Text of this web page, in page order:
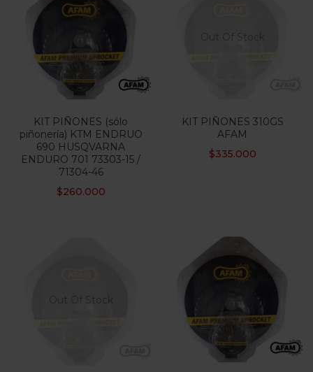
KIT PIÑONES (sólo
piñonería) KTM ENDRUO
690 HUSQVARNA
ENDURO 701 73303-15 /
71304-46
$260.000
Out Of Stock
KIT PIÑONES 310GS
AFAM
$335.000
Out Of Stock